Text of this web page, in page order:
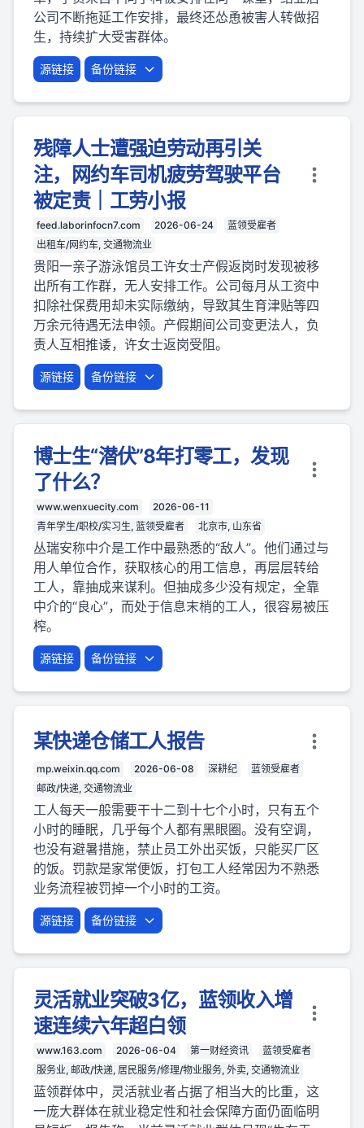
公司不断拖延工作安排，最终还怂恿被害人转做招
生，持续扩大受害群体。
源链接 备份链接
残障人士遭强迫劳动再引关
注，网约车司机疲劳驾驶平台
被定责｜工劳小报
feed.laborinfocn7.com 2026-06-24
蓝领受雇者
出租车/网约车, 交通物流业
贵阳一亲子游泳馆员工许女士产假返岗时发现被移
出所有工作群，无人安排工作。公司每月从工资中
扣除社保费用却未实际缴纳，导致其生育津贴等四
万余元待遇无法申领。产假期间公司变更法人，负
责人互相推诿，许女士返岗受阻。
源链接 备份链接
博士生“潜伏”8年打零工，发现
了什么？
www.wenxuecity.com
2026-06-11
青年学生/职校/实习生, 蓝领受雇者
北京市, 山东省
丛瑞安称中介是工作中最熟悉的“敌人”。他们通过与
用人单位合作，获取核心的用工信息，再层层转给
工人，靠抽成来谋利。但抽成多少没有规定，全靠
中介的“良心”，而处于信息末梢的工人，很容易被压
榨。
源链接 备份链接
某快递仓储工人报告
mp.weixin.qq.com 2026-06-08 深耕纪
蓝领受雇者
邮政/快递, 交通物流业
工人每天一般需要干十二到十七个小时，只有五个
小时的睡眠，几乎每个人都有黑眼圈。没有空调，
也没有避暑措施，禁止员工外出买饭，只能买厂区
的饭。罚款是家常便饭，打包工人经常因为不熟悉
业务流程被罚掉一个小时的工资。
源链接 备份链接
灵活就业突破3亿，蓝领收入增
速连续六年超白领
www.163.com 2026-06-04 第一财经资讯
蓝领受雇者
服务业, 邮政/快递, 居民服务/修理/物业服务, 外卖, 交通物流业
蓝领群体中，灵活就业者占据了相当大的比重，这
一庞大群体在就业稳定性和社会保障方面仍面临明